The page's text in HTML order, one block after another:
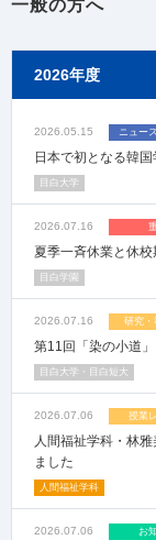
一般の方へ
2026年度
2026.05.15 ニュー
日本で初となる韓
目白大学
2026.07.16
夏季一斉休業と休
目白学園
2026.07.16 研究・
第11回「染の小道
目白大学・目白短大
2026.07.06 授業
人間福祉学科・林
ました
人間福祉学科
2026.07.06 お